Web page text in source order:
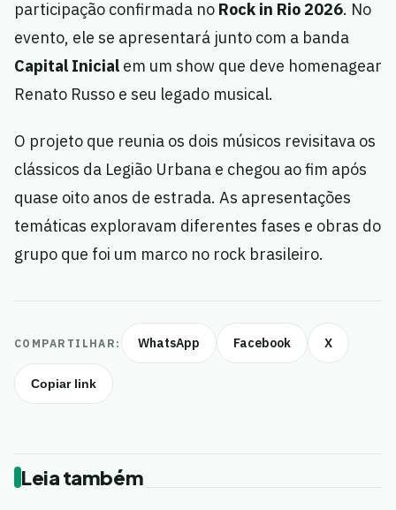
participação confirmada no Rock in Rio 2026. No
evento, ele se apresentará junto com a banda
Capital Inicial em um show que deve homenagear
Renato Russo e seu legado musical.
O projeto que reunia os dois músicos revisitava os
clássicos da Legião Urbana e chegou ao fim após
quase oito anos de estrada. As apresentações
temáticas exploravam diferentes fases e obras do
grupo que foi um marco no rock brasileiro.
COMPARTILHAR: WhatsApp Facebook X
Copiar link
Leia também